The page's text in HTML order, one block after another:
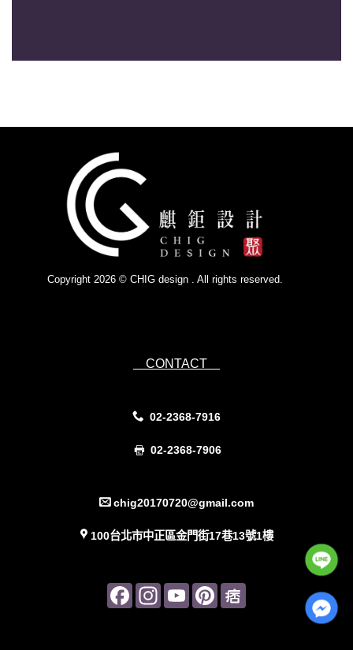
Copyright 2026 © CHIG design . All rights reserved.
CONTACT
02-2368-7916
02-2368-7906
chig20170720@gmail.com
100台北市中正區金門街17巷13號1樓
FacebookInstagramYouTube
Channel
Pinterest